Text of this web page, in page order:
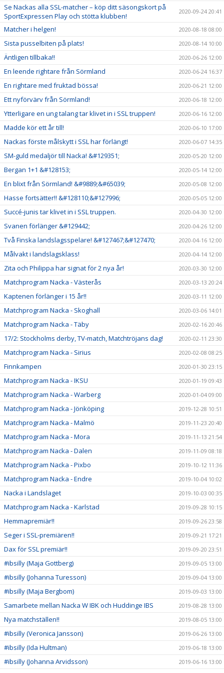
Se Nackas alla SSL-matcher – köp ditt säsongskort på
SportExpressen Play och stötta klubben!
2020-09-24 20:41
Matcher i helgen! 2020-08-18 08:00
Sista pusselbiten på plats! 2020-08-14 10:00
Äntligen tillbaka!! 2020-06-26 12:00
En leende rightare från Sörmland 2020-06-24 16:37
En rightare med fruktad bössa! 2020-06-21 12:00
Ett nyförvärv från Sörmland! 2020-06-18 12:00
Ytterligare en ung talang tar klivet in i SSL truppen! 2020-06-16 12:00
Madde kör ett år till! 2020-06-10 17:00
Nackas förste målskytt i SSL har förlängt! 2020-06-07 14:35
SM-guld medaljör till Nacka! &#129351; 2020-05-20 12:00
Bergan 1+1 &#128153; 2020-05-14 12:00
En blixt från Sörmland! &#9889;&#65039; 2020-05-08 12:00
Hasse fortsätter!! &#128110;&#127996; 2020-05-05 12:00
Succé-junis tar klivet in i SSL truppen. 2020-04-30 12:00
Svanen förlänger &#129442; 2020-04-26 12:00
Två Finska landslagsspelare! &#127467;&#127470; 2020-04-16 12:00
Målvakt i landslagsklass! 2020-04-14 12:00
Zita och Philippa har signat för 2 nya år! 2020-03-30 12:00
Matchprogram Nacka - Västerås 2020-03-13 20:24
Kaptenen förlänger i 15 år!! 2020-03-11 12:00
Matchprogram Nacka - Skoghall 2020-03-06 14:01
Matchprogram Nacka - Täby 2020-02-16 20:46
17/2: Stockholms derby, TV-match, Matchtröjans dag! 2020-02-11 23:30
Matchprogram Nacka - Sirius 2020-02-08 08:25
Finnkampen 2020-01-30 23:15
Matchprogram Nacka - IKSU 2020-01-19 09:43
Matchprogram Nacka - Warberg 2020-01-04 09:00
Matchprogram Nacka - Jönköping 2019-12-28 10:51
Matchprogram Nacka - Malmö 2019-11-23 20:40
Matchprogram Nacka - Mora 2019-11-13 21:54
Matchprogram Nacka - Dalen 2019-11-09 08:18
Matchprogram Nacka - Pixbo 2019-10-12 11:36
Matchprogram Nacka - Endre 2019-10-04 10:02
Nacka i Landslaget 2019-10-03 00:35
Matchprogram Nacka - Karlstad 2019-09-28 10:15
Hemmapremiär!! 2019-09-26 23:58
Seger i SSL-premiären!! 2019-09-21 17:21
Dax för SSL premiär!! 2019-09-20 23:51
#ibsilly (Maja Gottberg) 2019-09-05 13:00
#ibsilly (Johanna Turesson) 2019-09-04 13:00
#ibsilly (Maja Bergbom) 2019-09-03 13:00
Samarbete mellan Nacka W IBK och Huddinge IBS 2019-08-28 13:00
Nya matchställen!! 2019-08-05 13:00
#ibsilly (Veronica Jansson) 2019-06-26 13:00
#ibsilly (Ida Hultman) 2019-06-18 13:00
#ibsilly (Johanna Arvidsson) 2019-06-16 13:00